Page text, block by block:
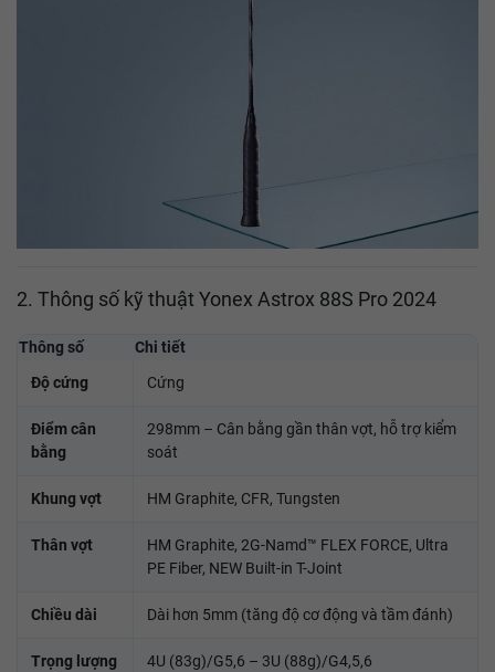
2. Thông số kỹ thuật Yonex Astrox 88S Pro 2024
Thông số
Chi tiết
Độ cứng
Cứng
Điểm cân
bằng
298mm – Cân bằng gần thân vợt, hỗ trợ kiểm
soát
Khung vợt HM Graphite, CFR, Tungsten
Thân vợt
HM Graphite, 2G-Namd™ FLEX FORCE, Ultra
PE Fiber, NEW Built-in T-Joint
Chiều dài Dài hơn 5mm (tăng độ cơ động và tầm đánh)
Trọng lượng
4U (83g)/G5,6 – 3U (88g)/G4,5,6